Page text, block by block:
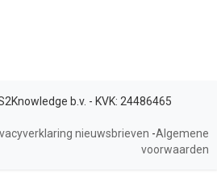
b.v. - KVK: 24486465
nieuwsbrieven -Algemene
voorwaarden